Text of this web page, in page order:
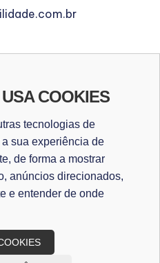
COOKIES
tecnologias de
sua experiência de
de forma a mostrar
anúncios direcionados,
e entender de onde